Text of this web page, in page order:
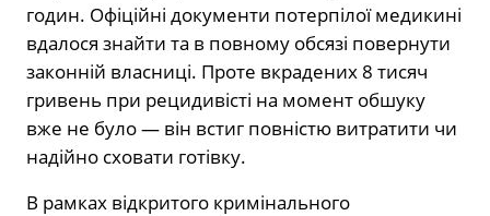
годин. Офіційні документи потерпілої медикині
вдалося знайти та в повному обсязі повернути
законній власниці. Проте вкрадених 8 тисяч
гривень при рецидивісті на момент обшуку
вже не було — він встиг повністю витратити чи
надійно сховати готівку.
В рамках відкритого кримінального